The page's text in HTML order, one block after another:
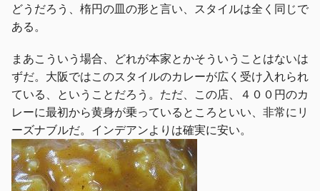
どうだろう、楕円の皿の形と言い、スタイルは全く同じで
ある。
まあこういう場合、どれが本家とかそういうことはないは
ずだ。大阪ではこのスタイルのカレーが広く受け入れられ
ている、ということだろう。ただ、この店、４００円のカ
レーに最初から黄身が乗っているところといい、非常にリ
ーズナブルだ。インデアンよりは確実に安い。